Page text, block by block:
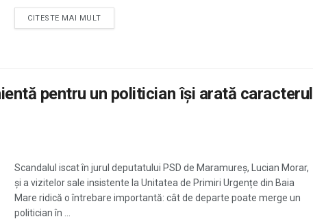
CITESTE MAI MULT
pentru un politician își arată caracterul
Scandalul iscat în jurul deputatului PSD de Maramureș, Lucian Morar,
și a vizitelor sale insistente la Unitatea de Primiri Urgențe din Baia
Mare ridică o întrebare importantă: cât de departe poate merge un
politician în ...